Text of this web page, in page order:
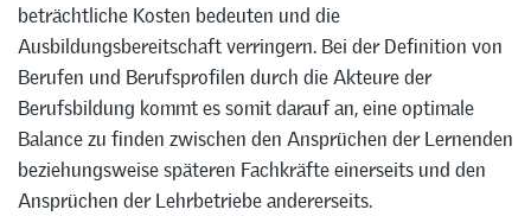
beträchtliche Kosten bedeuten und die
Ausbildungsbereitschaft verringern. Bei der Definition von
Berufen und Berufsprofilen durch die Akteure der
Berufsbildung kommt es somit darauf an, eine optimale
Balance zu finden zwischen den Ansprüchen der Lernenden
beziehungsweise späteren Fachkräfte einerseits und den
Ansprüchen der Lehrbetriebe andererseits.